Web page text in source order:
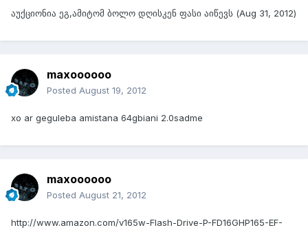
აუქციონია ეგ,ამიტომ ბოლო დღისკენ ფასი აიწევს (Aug 31, 2012)
maxoooooo
Posted August 19, 2012
xo ar geguleba amistana 64gbiani 2.0sadme
maxoooooo
Posted August 21, 2012
http://www.amazon.com/v165w-Flash-Drive-P-FD16GHP165-EF-